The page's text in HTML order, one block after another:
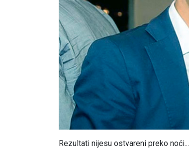
Rezultati nijesu ostvareni preko noći...